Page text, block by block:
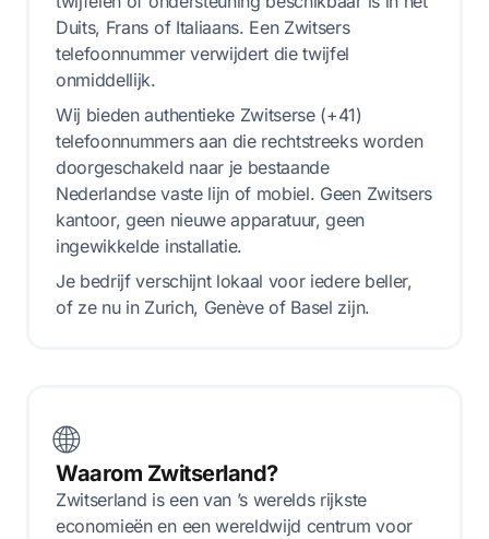
Duits, Frans of Italiaans. Een Zwitsers
telefoonnummer verwijdert die twijfel
onmiddellijk.
Wij bieden authentieke Zwitserse (+41)
telefoonnummers aan die rechtstreeks worden
doorgeschakeld naar je bestaande
Nederlandse vaste lijn of mobiel. Geen Zwitsers
kantoor, geen nieuwe apparatuur, geen
ingewikkelde installatie.
Je bedrijf verschijnt lokaal voor iedere beller,
of ze nu in Zurich, Genève of Basel zijn.
🌐
Waarom Zwitserland?
Zwitserland is een van ’s werelds rijkste
economieën en een wereldwijd centrum voor